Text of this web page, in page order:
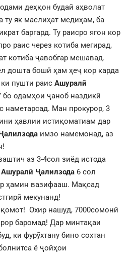
деҳқон будаӣ аҳволат
ту як маслиҳат медиҳам, ба
баргард. Ту раисро ягон кор
раис через котиба мегирад,
котиба ҷавобгар мешавад.
дошта бошӣ ҳам ҳеҷ кор карда
пушти раис Ашуралӣ
бо одамҳои ҷаноб наздикӣ
наметарсад. Ман прокурор, 3
ҳавлии истиқоматиам дар
имзо намемонад, аз
аз 3-4сол зиёд истода
Ашуралӣ Ҷалилзода 6 сол
ҳамин вазифааш. Мақсад
мекунанд!
Охир нашуд, 7000сомонӣ
баромад! Дар минтақаи
ки фурӯхтану бино сохтан
ё ҷойҳои